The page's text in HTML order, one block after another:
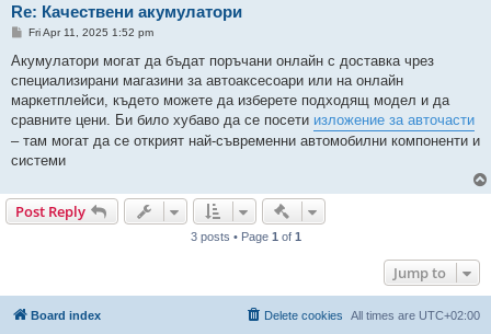
Re: Качествени акумулатори
P
s
Fri Apr 11, 2025 1:52 pm
Акумулатори могат да бъдат поръчани онлайн с доставка чрез
специализирани магазини за автоаксесоари или на онлайн
маркетплейси, където можете да изберете подходящ модел и да
сравните цени. Би било хубаво да се посети изложение за авточасти
– там могат да се открият най-съвременни автомобилни компоненти и
системи
Post Reply Quick-mod tools
3 posts • Page 1 of 1
Jump to
Board index All times are UTC+02:00
Delete cookies